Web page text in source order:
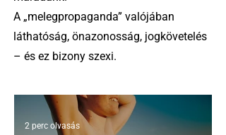
A „melegpropaganda” valójában
láthatóság, önazonosság, jogkövetelés
– és ez bizony szexi.
2 perc olvasás